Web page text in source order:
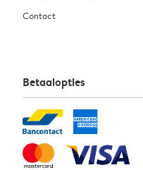
Contact
Betaalopties